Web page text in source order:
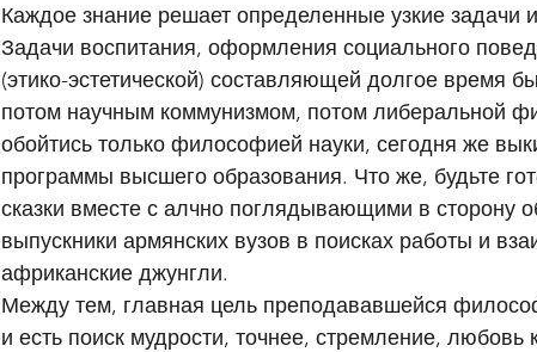
Каждое знание решает определенные узкие задачи
Задачи воспитания, оформления социального
(этико-эстетической) составляющей долгое время
потом научным коммунизмом, потом либеральной
обойтись только философией науки, сегодня же
программы высшего образования. Что же, будьте
сказки вместе с алчно поглядывающими в сторону
выпускники армянских вузов в поисках работы и
африканские джунгли.
Между тем, главная цель преподававшейся
и есть поиск мудрости, точнее, стремление,